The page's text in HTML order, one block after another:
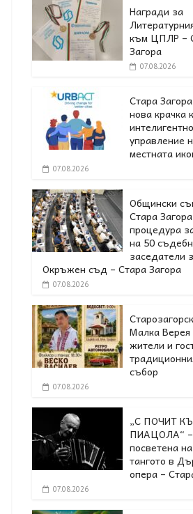
Награди за
към ЦПЛР –
Загора
07.08.2026
Стара
нова крачка
интелигентно
управление
местната
07.08.2026
Общински
Стара
процедура
на 50
заседатели
Окръжен съд – Стара Загора
07.08.2026
Малка Верея
жители и
събор
07.08.2026
„С ПОЧИТ
ПИАЦОЛА“ –
посветена
тангото в
опера –
07.08.2026